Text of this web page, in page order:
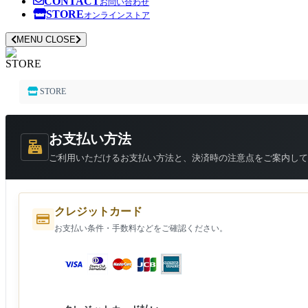
お問い合わせ
STOREオンラインストア
MENU CLOSE
STORE
STORE
お支払い方法
ご利用いただけるお支払い方法と、決済時の注意点をご案内し
クレジットカード
お支払い条件・手数料などをご確認ください。